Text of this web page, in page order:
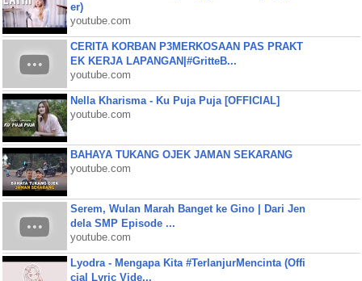
er)
youtube.com
CERITA KORBAN P3MERKOSAAN PAS PRAKT
EK KERJA LAPANGAN|#GritteB...
youtube.com
Nella Kharisma - Ku Puja Puja [OFFICIAL]
youtube.com
BAHAYA TUKANG OJEK JAMAN SEKARANG
youtube.com
Serem, Wulan Marah Banget ke Gino | Dari Jen
dela SMP Episode ...
youtube.com
Lyodra - Mengapa Kita #TerlanjurMencinta (Offi
cial Lyric Vide...